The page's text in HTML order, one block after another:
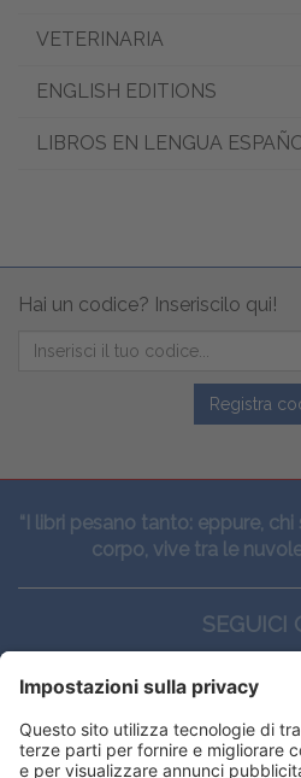
VETERINARIA
ENGLISH EDITIONS
LIBROS EN LENGUA
Hai un codice? Inseriscilo qui!
Registra
“I libri pesano tanto: eppure,
corpo, vive tra le
SEGUICI